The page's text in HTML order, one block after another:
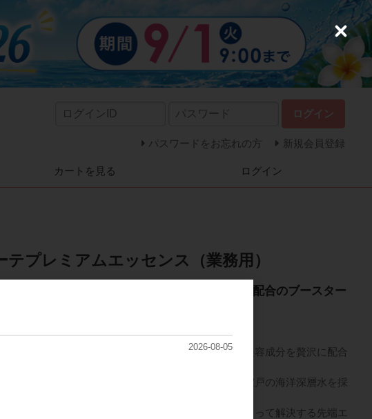
ログイン
パスワードをお忘れの方 新規会員登録
カートを見る ログイン
テプレミアムエッセンス（業務用）
み・ゆるみに！ 海洋深層水とヒト幹細胞培養液配合のブースター
レミアムシリーズ～
ジーから生まれた「ヒト幹細胞培養液」に数種類の美容成分を贅沢に配合
スとなる水にはミネラルがたっぷり含まれた高知県室戸の海洋深層水を採
、たるみなどの悩みを最先端のヒト幹細胞コスメによって解決する先端エ
2026-08-05
C
l
o
s
e